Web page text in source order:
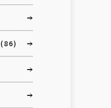
(86)